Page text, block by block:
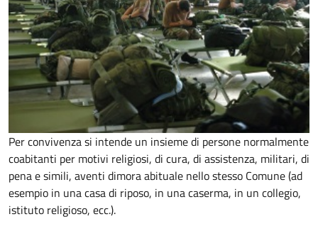
Per convivenza si intende un insieme di persone normalmente
coabitanti per motivi religiosi, di cura, di assistenza, militari, di
pena e simili, aventi dimora abituale nello stesso Comune (ad
esempio in una casa di riposo, in una caserma, in un collegio,
istituto religioso, ecc.).